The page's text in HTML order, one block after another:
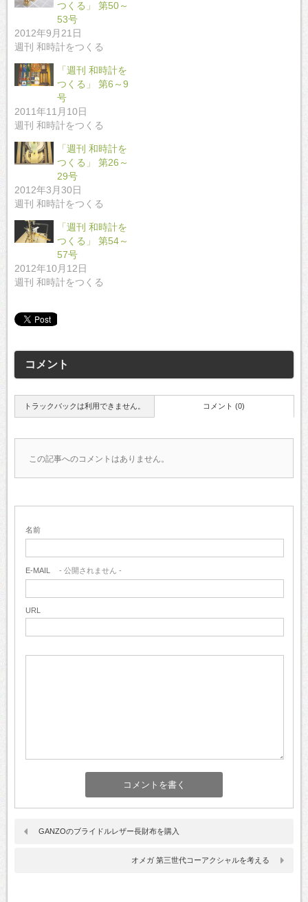
つくる」 第50～
53号
2012年9月21日
週刊 和時計をつくる
「週刊 和時計を
つくる」 第6～9
号
2011年11月10日
週刊 和時計をつくる
「週刊 和時計を
つくる」 第26～
29号
2012年3月30日
週刊 和時計をつくる
「週刊 和時計を
つくる」 第54～
57号
2012年10月12日
週刊 和時計をつくる
コメント
トラックバックは利用できません。 コメント (0)
この記事へのコメントはありません。
名前
E-MAIL - 公開されません -
URL
GANZOのブライドルレザー長財布を購入
オメガ 第三世代コーアクシャルを考える